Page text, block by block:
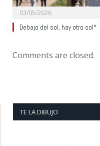
03/05/2026
Debajo del sol, hay otro sol*
Comments are closed.
TE LA DIBUJO